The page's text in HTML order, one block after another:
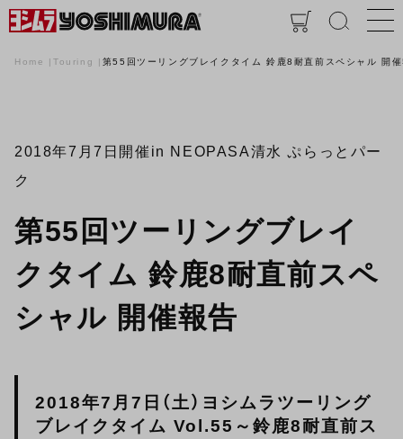
Home Touring 第55回ツーリングブレイクタイム 鈴鹿8耐直前スペシャル 開
2018年7月7日開催 in NEOPASA清水 ぷらっとパー
ク
第55回ツーリングブレイ
クタイム 鈴鹿8耐直前スペ
シャル 開催報告
2018年7月7日（土）ヨシムラツーリング
ブレイクタイム Vol.55～鈴鹿8耐直前ス